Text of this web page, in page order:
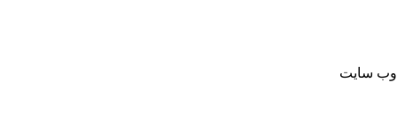
وب‌ سایت